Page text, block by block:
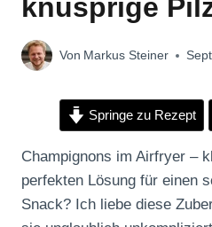
knusprige
Von Markus Steiner
Springe zu Rezept
Champignons im Airfryer –
perfekten Lösung für einen
Snack? Ich liebe diese